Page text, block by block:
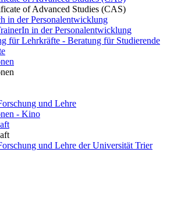
of Advanced Studies (CAS)
in der Personalentwicklung
in der Personalentwicklung
für Lehrkräfte - Beratung für Studierende
und Lehre
- Kino
und Lehre der Universität Trier